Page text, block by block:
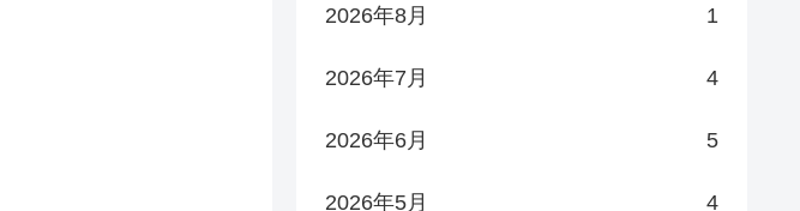
2026年8月 1
2026年7月 4
2026年6月 5
2026年5月 4